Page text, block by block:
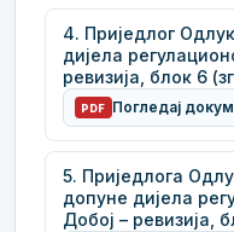
4. Приједлог
дијела
ревизија, блок 6
PDF Погледај
5. Приједлога
допуне дијела
Добој – ревизија,